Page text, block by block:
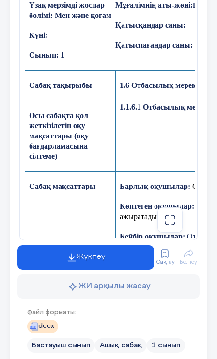
Ұзақ мерзімді жоспар
бөлімі: Мен және қоғам
Күні:
Сынып: 1
Мұғалімнің аты-жөні:
Қатысқандар саны:
Қатыспағандар саны:
Сабақ тақырыбы 1.6 Отбасылық мерекелер
Осы сабақта қол
жеткізілетін оқу
мақсаттары (оқу
бағдарламасына
сілтеме)
1.1.6.1 Отбасылық
Сабақ мақсаттары Барлық оқушылар: Отбасы
Көптеген оқушылар:
ажыратады.
Кейбір оқушылар:
маңызын, ерекшелігін атап,
Құндылықтарды
дарыту
мейірімділік қасиеттерін
Жүктеу
Сақтау Бөлісу
ЖИ арқылы жасау
Файл форматы:
docx
Бастауыш сынып Ашық сабақ 1 сынып